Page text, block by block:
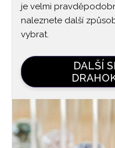
je velmi
naleznete další
vybrat.
DALŠÍ